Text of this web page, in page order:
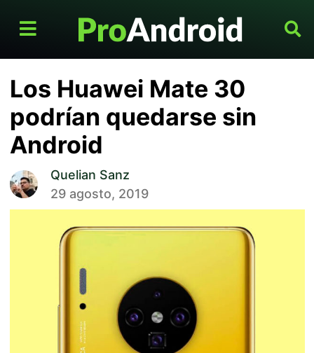
Los Huawei Mate 30
podrían quedarse sin
Android
Quelian Sanz
29 agosto, 2019